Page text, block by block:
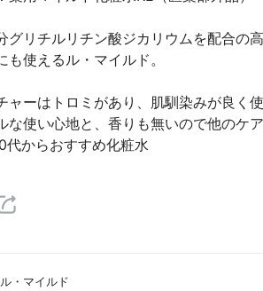
グリチルリチン酸ジカリウムを配合の
も使えるル・マイルド。
ャーはトロミがあり、肌馴染みが良く
な使い心地と、香りも無いので他のケ
代からおすすめ化粧水
ル・マイルド